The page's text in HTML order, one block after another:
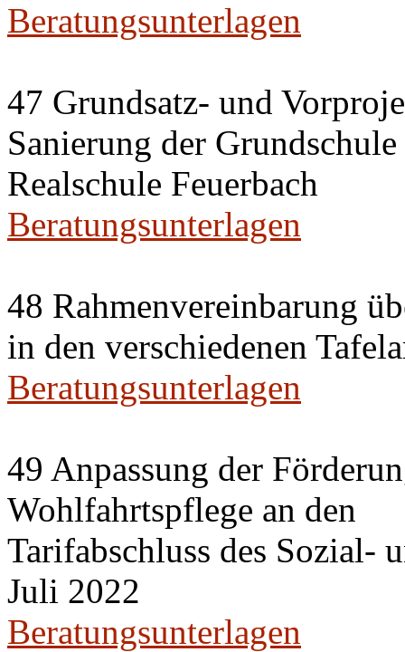
Beratungsunterlagen
47 Grundsatz- und
Sanierung der
Realschule Feuerbach
Beratungsunterlagen
48 Rahmenvereinbarung
in den verschiedenen
Beratungsunterlagen
49 Anpassung der
Wohlfahrtspflege an den
Tarifabschluss des Sozial-
Juli 2022
Beratungsunterlagen